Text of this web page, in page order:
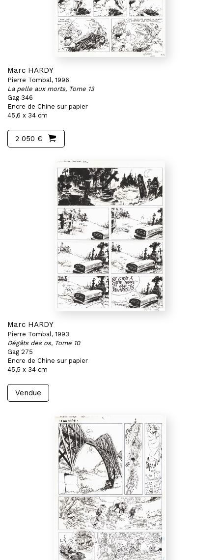
Marc HARDY
Pierre Tombal, 1996
La pelle aux morts, Tome 13
Gag 346
Encre de Chine sur papier
45,6 x 34 cm
2 050 €
Marc HARDY
Pierre Tombal, 1993
Dégâts des os, Tome 10
Gag 275
Encre de Chine sur papier
45,5 x 34 cm
Vendue